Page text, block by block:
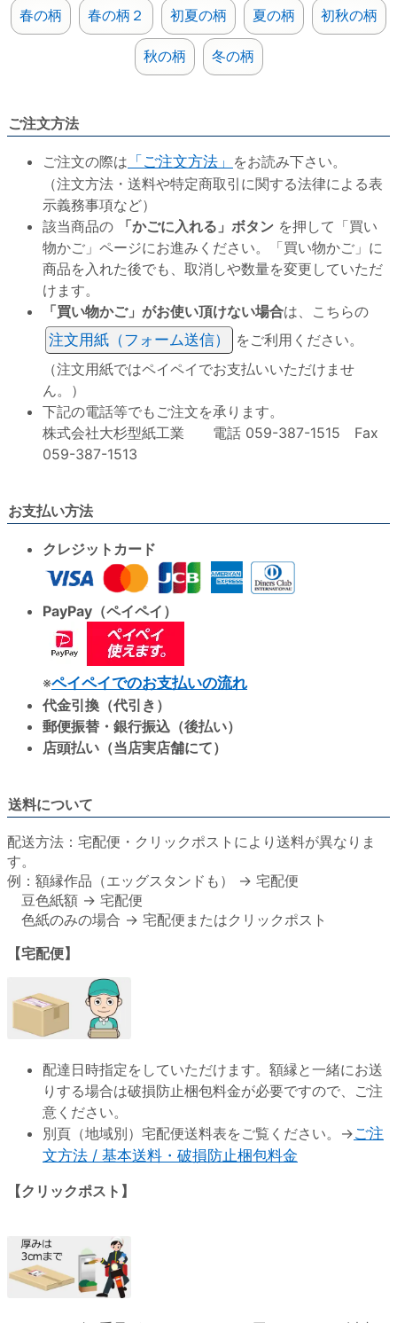
春の柄 春の柄２ 初夏の柄 夏の柄 初秋の柄
秋の柄 冬の柄
ご注文方法
ご注文の際は 「ご注文方法」 をお読み下さい。
（注文方法・送料や特定商取引に関する法律による表
示義務事項など）
該当商品の
「かごに入れる」ボタン を押して「買い
物かご」ページにお進みください。「買い物かご」に
商品を入れた後でも、取消しや数量を変更していただ
けます。
「買い物かご」がお使い頂けない場合は、こちらの
注文用紙（フォーム送信）
をご利用ください。
（注文用紙ではペイペイでお支払いいただけませ
ん。）
下記の電話等でもご注文を承ります。
株式会社大杉型紙工業 電話 059-387-1515 Fax
059-387-1513
お支払い方法
クレジットカード
PayPay（ペイペイ）
※ペイペイでのお支払いの流れ
代金引換（代引き）
郵便振替・銀行振込（後払い）
店頭払い（当店実店舗にて）
送料について
配送方法：宅配便・クリックポストにより送料が異なりま
す。
例：額縁作品（エッグスタンドも） → 宅配便
豆色紙額 → 宅配便
色紙のみの場合 → 宅配便またはクリックポスト
【宅配便】
配達日時指定をしていただけます。額縁と一緒にお送
りする場合は破損防止梱包料金が必要ですので、ご注
意ください。
別頁（地域別）宅配便送料表をご覧ください。→ご注
文方法 / 基本送料・破損防止梱包料金
【クリックポスト】